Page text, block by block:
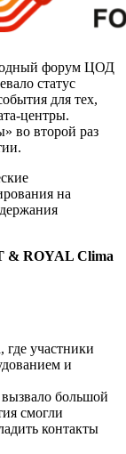
форум ЦОД
статус
для тех,
центры.
во второй раз
на
& ROYAL Clima
где участники
и
большой
смогли
контакты